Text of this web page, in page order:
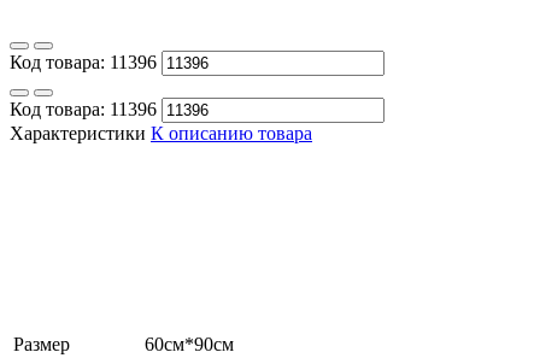
Код товара: 11396
Код товара: 11396
Характеристики К описанию товара
Размер
60см*90см